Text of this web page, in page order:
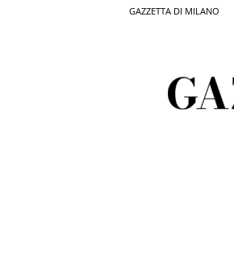
GAZZETTA DI MILANO